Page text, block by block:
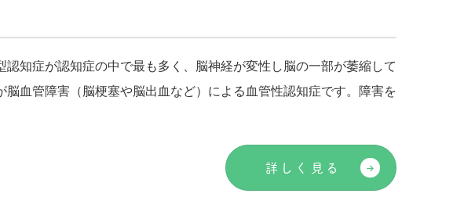
知症が認知症の中で最も多く、脳神経が変性し脳の一部が萎縮して
血管障害（脳梗塞や脳出血など）による血管性認知症です。障害を
詳しく見る